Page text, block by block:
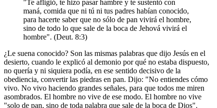
"Te afligió, te hizo pasar hambre y te sustentó con
maná, comida que ni tú ni tus padres habían conocido,
para hacerte saber que no sólo de pan vivirá el hombre,
sino de todo lo que sale de la boca de Jehová vivirá el
hombre". (Deut. 8:3)
¿Le suena conocido? Son las mismas palabras que dijo Jesús en el
desierto, cuando le explicó al demonio por qué no estaba dispuesto,
no quería y ni siquiera podía, en ese sentido decisivo de la
obediencia, convertir las piedras en pan. Dijo: "No entiendes cómo
vivo. No vivo haciendo grandes señales, para que todos me miren
asombrados. El hombre no vive de ese modo. El hombre no vive
"solo de pan, sino de toda palabra que sale de la boca de Dios".